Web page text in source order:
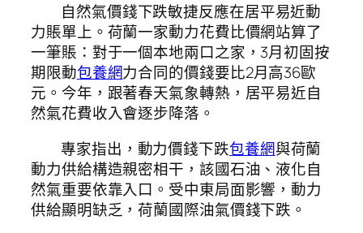
自然氣價錢下跌敏捷反應在居平易近動
力賬單上。荷蘭一家動力花費比價網站算了
一筆賬：對于一個本地兩口之家，3月初固按
期限動包養網力合同的價錢要比2月高36歐
元。今年，跟著春天氣象轉熱，居平易近自
然氣花費收入會逐步降落。
專家指出，動力價錢下跌包養網與荷蘭
動力供給構造親密相干，該國石油、液化自
然氣重要依靠入口。受中東局面影響，動力
供給顯明缺乏，荷蘭國際油氣價錢下跌。